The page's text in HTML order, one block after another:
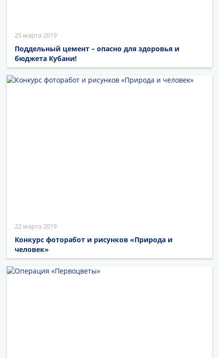
25 марта 2019
Поддельный цемент – опасно для здоровья и
бюджета Кубани!
22 марта 2019
Конкурс фоторабот и рисунков «Природа и
человек»